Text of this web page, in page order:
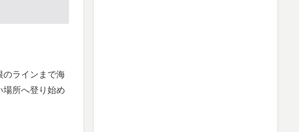
のラインまで海
場所へ登り始め